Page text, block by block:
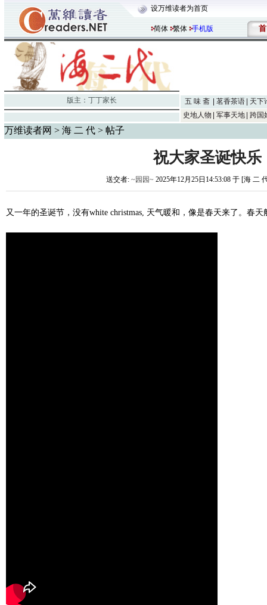
设万维读者为首页
简体 繁体 手机版 首
版主： 丁丁家长 五 味 斋 茗香茶语
天下
史地人物
军事天地 跨国
万维读者网 > 海 二 代 > 帖子
祝大家圣诞快乐
送交者: ~园园~ 2025年12月25日14:53:08 于 [海 二
又一年的圣诞节，没有white christmas, 天气暖和，像是春天来了。春